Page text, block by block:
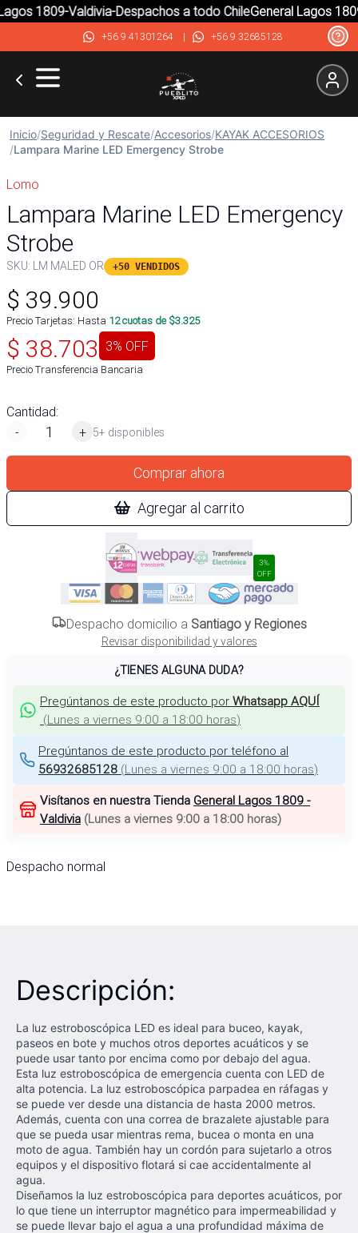
1809-Valdivia-Despachos a todo ChileGeneral Lagos
+56 9 41301264| +56 9 32685128
Inicio/Seguridad y Rescate/Accesorios/KAYAK ACCESORIOS
/Lampara Marine LED Emergency Strobe
Lomo
Lampara Marine LED Emergency
Strobe
SKU: LM MALED OR +50 VENDIDOS
$ 39.900
Precio Tarjetas: Hasta 12cuotas de $3.325
$ 38.703 3% OFF
Precio Transferencia Bancaria
Cantidad:
-
+ 5+ disponibles
Comprar ahora
Agregar al carrito
3%
OFF
Despacho domicilio a Santiago y Regiones
Revisar disponibilidad y valores
¿TIENES ALGUNA DUDA?
Pregúntanos de este producto por Whatsapp AQUÍ
(Lunes a viernes 9:00 a 18:00 horas)
Pregúntanos de este producto por teléfono al
56932685128 (Lunes a viernes 9:00 a 18:00 horas)
Visítanos en nuestra Tienda General Lagos 1809 -
Valdivia (Lunes a viernes 9:00 a 18:00 horas)
Despacho normal
Descripción:
La luz estroboscópica LED es ideal para buceo, kayak,
paseos en bote y muchos otros deportes acuáticos y se
puede usar tanto por encima como por debajo del agua.
Esta luz estroboscópica de emergencia cuenta con LED de
alta potencia. La luz estroboscópica parpadea en ráfagas y
se puede ver desde una distancia de hasta 2000 metros.
Además, cuenta con una correa de brazalete ajustable para
que se pueda usar mientras rema, bucea o monta en una
moto de agua. También hay un cordón para sujetarlo a otros
equipos y el dispositivo flotará si cae accidentalmente al
agua.
Diseñamos la luz estroboscópica para deportes acuáticos, por
lo que tiene un interruptor magnético para impermeabilidad y
se puede llevar bajo el agua a una profundidad máxima de